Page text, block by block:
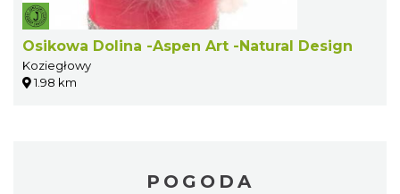
Osikowa Dolina -Aspen Art -Natural Design
Koziegłowy
1.98 km
POGODA